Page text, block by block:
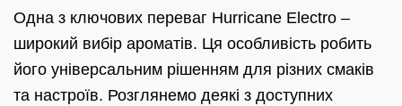
Одна з ключових переваг Hurricane Electro –
широкий вибір ароматів. Ця особливість робить
його універсальним рішенням для різних смаків
та настроїв. Розглянемо деякі з доступних